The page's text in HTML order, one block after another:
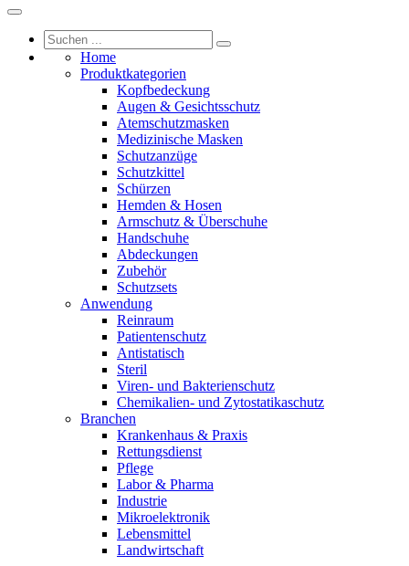
Home
Produktkategorien
Kopfbedeckung
Augen & Gesichtsschutz
Atemschutzmasken
Medizinische Masken
Schutzanzüge
Schutzkittel
Schürzen
Hemden & Hosen
Armschutz & Überschuhe
Handschuhe
Abdeckungen
Zubehör
Schutzsets
Anwendung
Reinraum
Patientenschutz
Antistatisch
Steril
Viren- und Bakterienschutz
Chemikalien- und Zytostatikaschutz
Branchen
Krankenhaus & Praxis
Rettungsdienst
Pflege
Labor & Pharma
Industrie
Mikroelektronik
Lebensmittel
Landwirtschaft